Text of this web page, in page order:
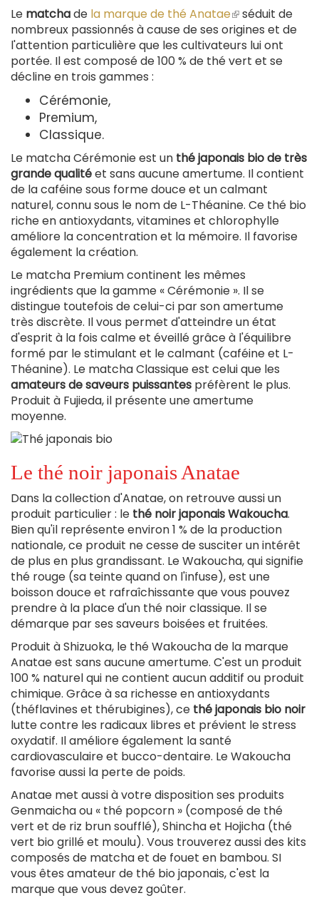
Le matchade la marque de thé Anatae(le
lien
est
externe)
séduit de
nombreux passionnés à cause de ses origines et de
l'attention particulière que les cultivateurs lui ont
portée. Il est composé de 100 % de thé vert et se
décline en trois gammes :
Cérémonie,
Premium,
Classique.
Le matcha Cérémonie est un thé japonais bio de très
grande qualitéet sans aucune amertume. Il contient
de la caféine sous forme douce et un calmant
naturel, connu sous le nom de L-Théanine. Ce thé bio
riche en antioxydants, vitamines et chlorophylle
améliore la concentration et la mémoire. Il favorise
également la création.
Le matcha Premium continent les mêmes
ingrédients que la gamme « Cérémonie ». Il se
distingue toutefois de celui-ci par son amertume
très discrète. Il vous permet d'atteindre un état
d'esprit à la fois calme et éveillé grâce à l'équilibre
formé par le stimulant et le calmant (caféine et L-
Théanine). Le matcha Classique est celui que les
amateurs de saveurs puissantes préfèrent le plus.
Produit à Fujieda, il présente une amertume
moyenne.
Le thé noir japonais Anatae
Dans la collection d'Anatae, on retrouve aussi un
produit particulier : le thé noir japonais Wakoucha.
Bien qu'il représente environ 1 % de la production
nationale, ce produit ne cesse de susciter un intérêt
de plus en plus grandissant. Le Wakoucha, qui signifie
thé rouge (sa teinte quand on l'infuse), est une
boisson douce et rafraîchissante que vous pouvez
prendre à la place d'un thé noir classique. Il se
démarque par ses saveurs boisées et fruitées.
Produit à Shizuoka, le thé Wakoucha de la marque
Anatae est sans aucune amertume. C'est un produit
100 % naturel qui ne contient aucun additif ou produit
chimique. Grâce à sa richesse en antioxydants
(théflavines et thérubigines), ce thé japonais bio noir
lutte contre les radicaux libres et prévient le stress
oxydatif. Il améliore également la santé
cardiovasculaire et bucco-dentaire. Le Wakoucha
favorise aussi la perte de poids.
Anatae met aussi à votre disposition ses produits
Genmaicha ou « thé popcorn » (composé de thé
vert et de riz brun soufflé), Shincha et Hojicha (thé
vert bio grillé et moulu). Vous trouverez aussi des kits
composés de matcha et de fouet en bambou. SI
vous êtes amateur de thé bio japonais, c'est la
marque que vous devez goûter.